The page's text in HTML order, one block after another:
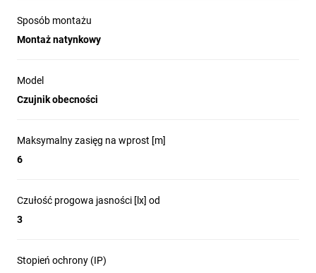
Sposób montażu
Montaż natynkowy
Model
Czujnik obecności
Maksymalny zasięg na wprost [m]
6
Czułość progowa jasności [lx] od
3
Stopień ochrony (IP)